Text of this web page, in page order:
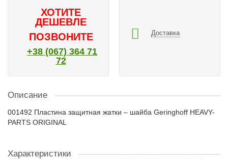
ХОТИТЕ
ДЕШЕВЛЕ
ПОЗВОНИТЕ
+38 (067) 364 71
72
Доставка
Описание
001492 Пластина защитная жатки – шайба Geringhoff HEAVY-
PARTS ORIGINAL
Характеристики